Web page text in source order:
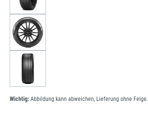
Wichtig: Abbildung kann abweichen, Lieferung ohne Felge.